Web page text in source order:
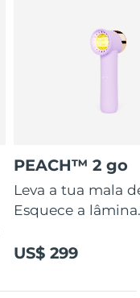
PEACH™ 2 go
Leva a tua mala
Esquece a
US$ 299